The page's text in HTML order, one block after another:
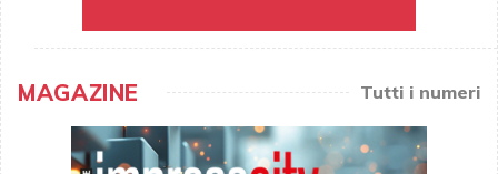
MAGAZINE Tutti i numeri